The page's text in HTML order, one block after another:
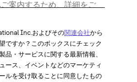
Inc.およびその関連会社から
ですか？このボックスにチェック
品・サービスに関する最新情報、
ース、イベントなどのマーケティ
ルを受け取ることに同意したもの